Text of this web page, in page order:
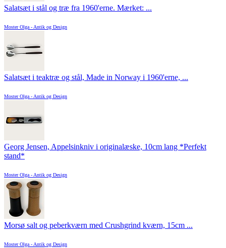
Salatsæt i stål og træ fra 1960'erne. Mærket: ...
Moster Olga - Antik og Design
Salatsæt i teaktræ og stål, Made in Norway i 1960'erne, ...
Moster Olga - Antik og Design
Georg Jensen, Appelsinkniv i originalæske, 10cm lang *Perfekt
stand*
Moster Olga - Antik og Design
Morsø salt og peberkværn med Crushgrind kværn, 15cm ...
Moster Olga - Antik og Design